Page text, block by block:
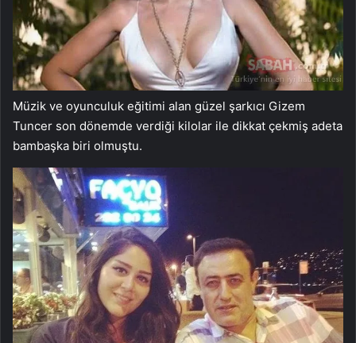
Müzik ve oyunculuk eğitimi alan güzel şarkıcı Gizem
Tuncer son dönemde verdiği kilolar ile dikkat çekmiş adeta
bambaşka biri olmuştu.